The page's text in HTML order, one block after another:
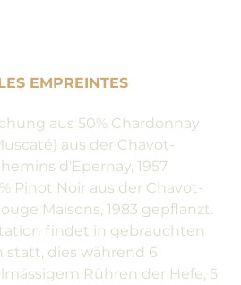
EMPREINTES
aus 50% Chardonnay
aus der Chavot-
d'Epernay, 1957
Pinot Noir aus der Chavot-
Maisons, 1983 gepflanzt.
findet in gebrauchten
statt, dies während 6
Rühren der Hefe, 5